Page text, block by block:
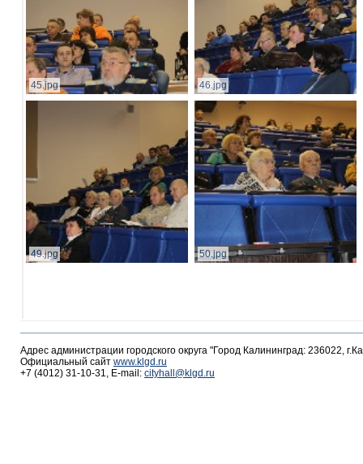
45.jpg 46.jpg
49.jpg 50.jpg
Адрес администрации городского округа "Город Калининград: 236022,
Официальный сайт www.klgd.ru
+7 (4012) 31-10-31, E-mail: cityhall@klgd.ru